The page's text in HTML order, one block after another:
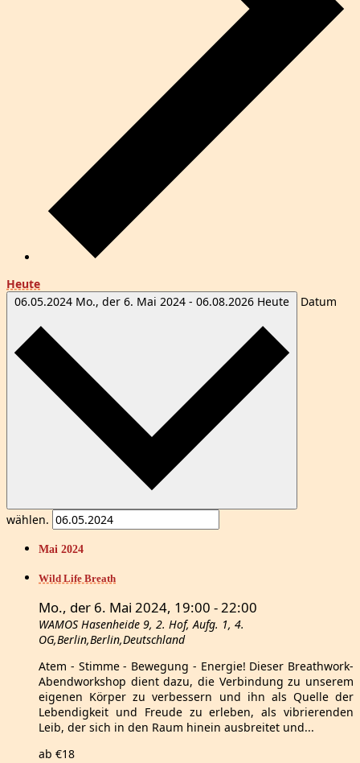
Heute
06.05.2024 Mo., der 6. Mai 2024 - 06.08.2026 Heute Datum
wählen.
Mai 2024
Wild Life Breath
Mo., der 6. Mai 2024, 19:00 -22:00
WAMOS Hasenheide 9, 2. Hof, Aufg. 1, 4.
OG,Berlin,Berlin,Deutschland
Atem - Stimme - Bewegung - Energie! Dieser Breathwork-
Abendworkshop dient dazu, die Verbindung zu unserem
eigenen Körper zu verbessern und ihn als Quelle der
Lebendigkeit und Freude zu erleben, als vibrierenden
Leib, der sich in den Raum hinein ausbreitet und...
ab €18